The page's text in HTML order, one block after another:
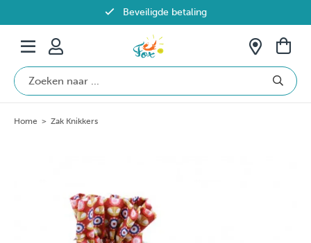
Beveiligde betaling
Gratis verzending vanaf €69 in België
Home > Zak Knikkers